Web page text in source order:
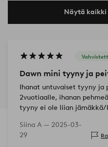
Näytä kaikki
Dawn mini tyyny ja
Ihanat untuvaiset tyyny ja
2vuotiaalle, ihanan
tyyny ei ole liian jämäkkä/
🧡
Siina A — 2025-03-
29